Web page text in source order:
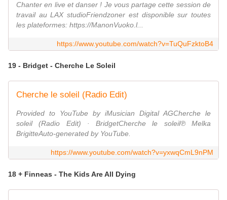
Chanter en live et danser ! Je vous partage cette session de
travail au LAX studioFriendzoner est disponible sur toutes
les plateformes: https://ManonVuoko.l...
https://www.youtube.com/watch?v=TuQuFzktoB4
19 - Bridget - Cherche Le Soleil
Cherche le soleil (Radio Edit)
Provided to YouTube by iMusician Digital AGCherche le
soleil (Radio Edit) · BridgetCherche le soleil℗ Melka
BrigitteAuto-generated by YouTube.
https://www.youtube.com/watch?v=yxwqCmL9nPM
18 + Finneas - The Kids Are All Dying